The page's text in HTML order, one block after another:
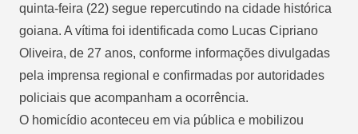
quinta-feira (22) segue repercutindo na cidade histórica
goiana. A vítima foi identificada como Lucas Cipriano
Oliveira, de 27 anos, conforme informações divulgadas
pela imprensa regional e confirmadas por autoridades
policiais que acompanham a ocorrência.
O homicídio aconteceu em via pública e mobilizou